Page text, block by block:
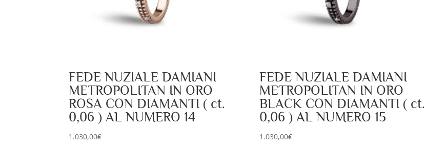
FEDE NUZIALE DAMIANI
METROPOLITAN IN ORO
ROSA CON DIAMANTI ( ct.
0,06 ) AL NUMERO 14
1.030,00€
FEDE NUZIALE DAMIANI
METROPOLITAN IN ORO
BLACK CON DIAMANTI ( ct.
0,06 ) AL NUMERO 15
1.030,00€